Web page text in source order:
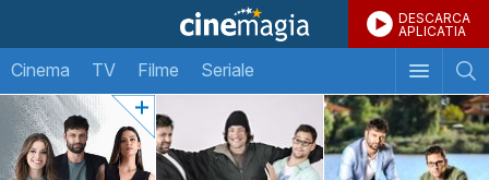
DESCARCA
APLICATIA
Cinema TV Filme Seriale